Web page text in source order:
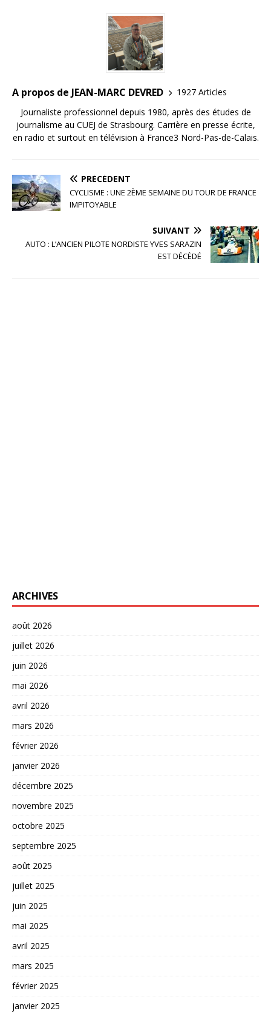
n r
A propos de JEAN-MARC DEVRED
1927 Articles
Journaliste professionnel depuis 1980, après des études de
journalisme au CUEJ de Strasbourg. Carrière en presse écrite,
en radio et surtout en télévision à France3 Nord-Pas-de-Calais.
PRÉCÉDENT
CYCLISME : UNE 2ÈME SEMAINE DU TOUR DE FRANCE
IMPITOYABLE
SUIVANT
AUTO : L’ANCIEN PILOTE NORDISTE YVES SARAZIN
EST DÉCÈDÉ
ARCHIVES
août 2026
juillet 2026
juin 2026
mai 2026
avril 2026
mars 2026
février 2026
janvier 2026
décembre 2025
novembre 2025
octobre 2025
septembre 2025
août 2025
juillet 2025
juin 2025
mai 2025
avril 2025
mars 2025
février 2025
janvier 2025